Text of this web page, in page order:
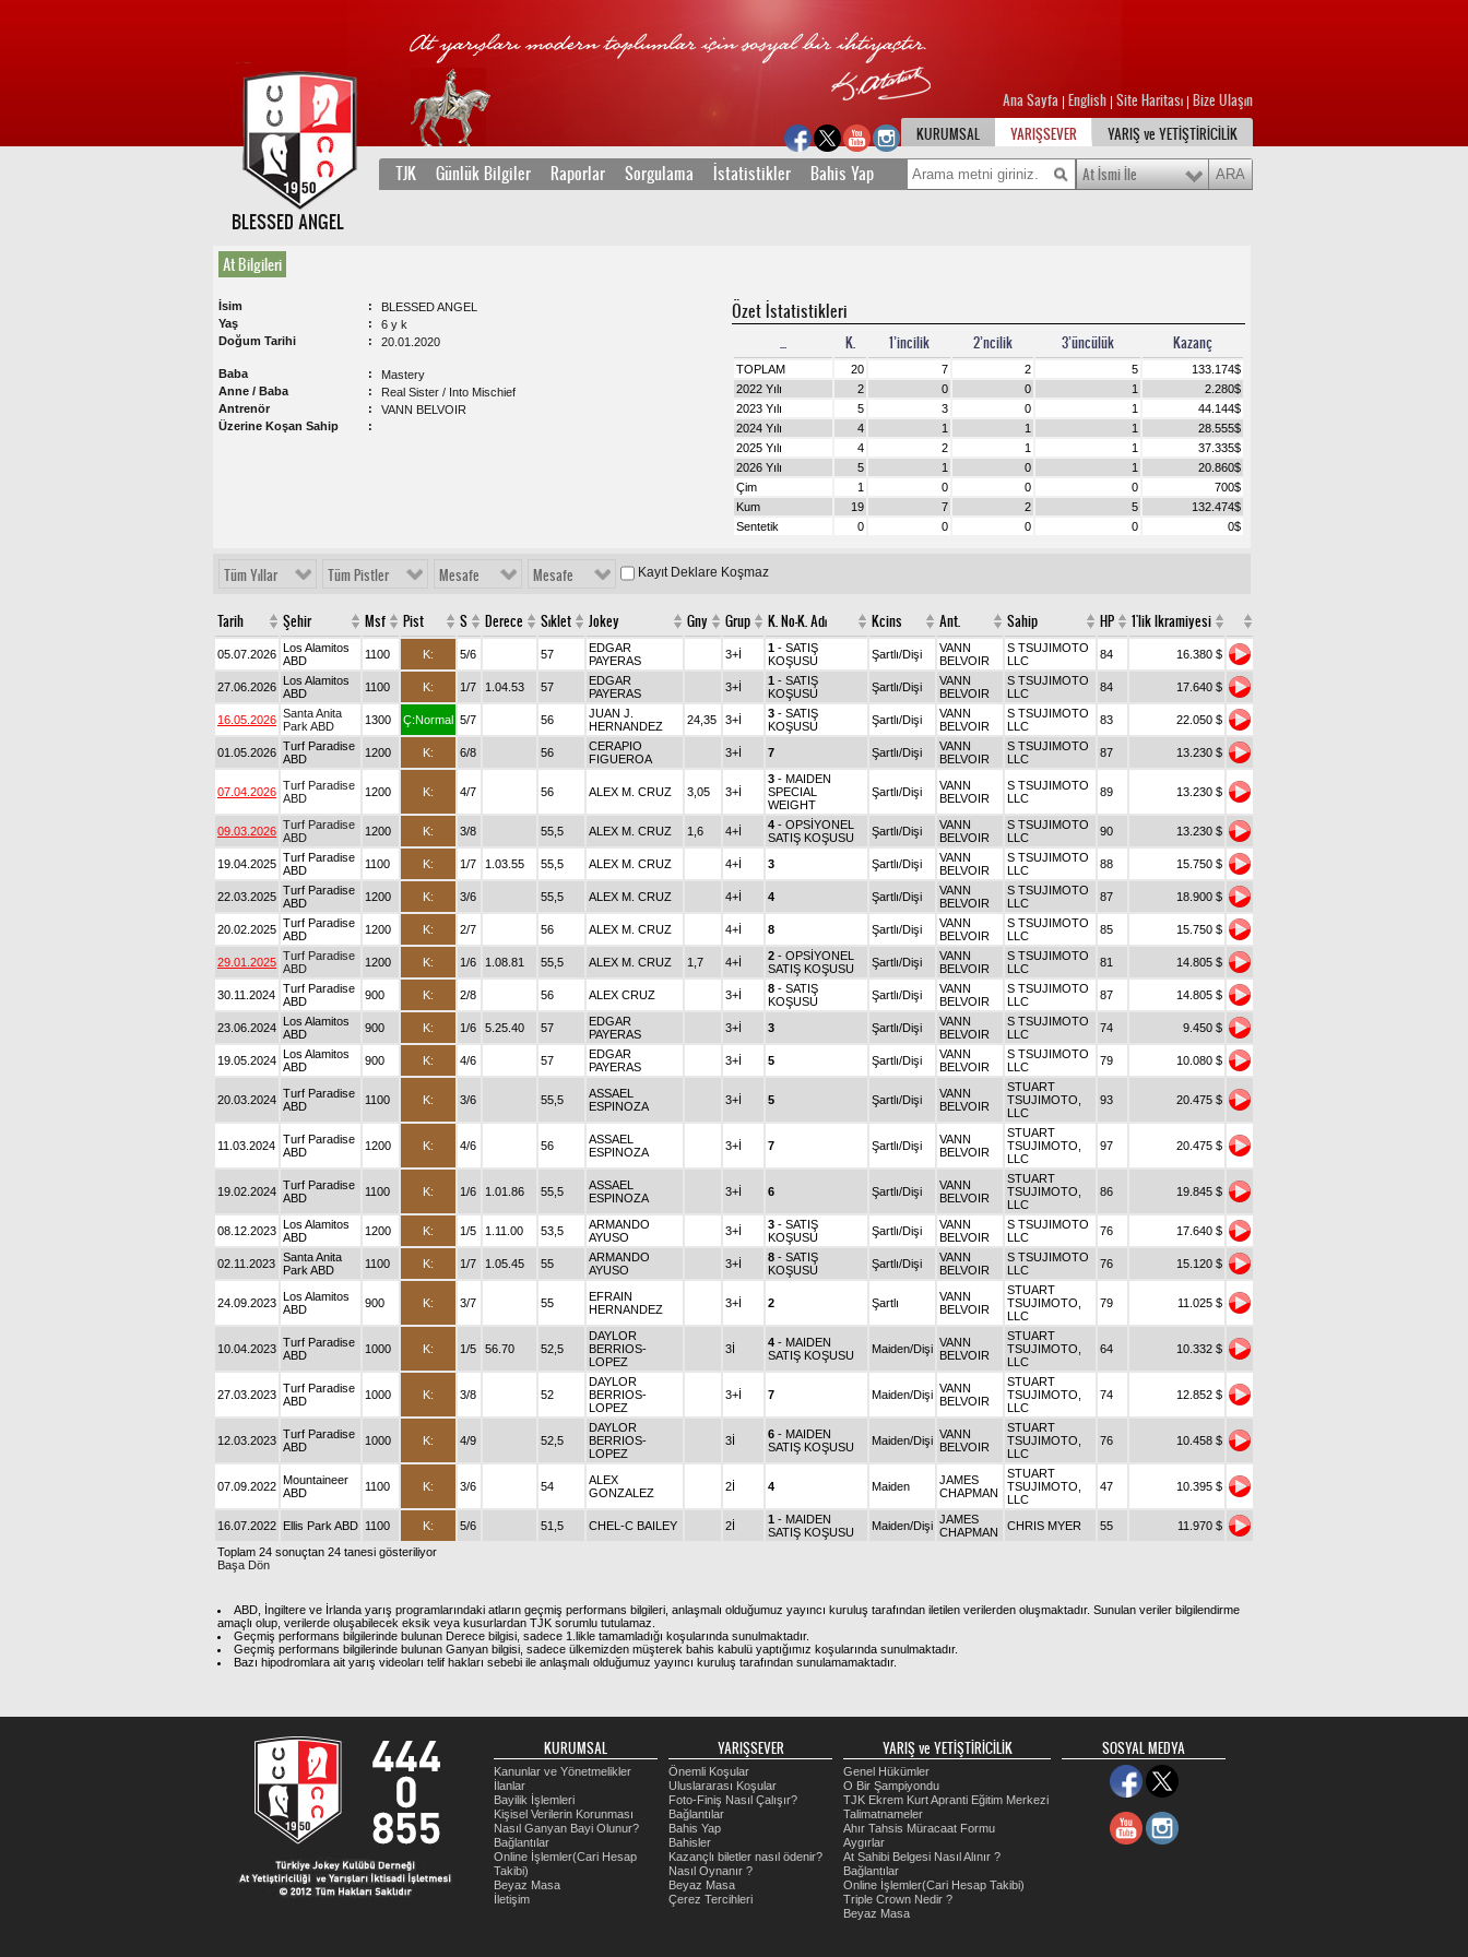
Ana Sayfa English Site Haritası Bize Ulaşın
KURUMSAL
YARIŞSEVER YARIŞ ve YETİŞTİRİCİLİK
TJK Günlük Bilgiler Raporlar Sorgulama İstatistikler Bahis Yap At İsmi İle
BLESSED ANGEL
At Bilgileri
İsim
BLESSED ANGEL
Yaş
6 y k
Doğum Tarihi
20.01.2020
Baba
Mastery
Anne / Baba
Real Sister / Into Mischief
Antrenör
VANN BELVOIR
Üzerine Koşan Sahip
Özet İstatistikleri
... K. 1’incilik 2’ncilik 3’üncülük Kazanç
TOPLAM 20 7 2 5 133.174$
2022 Yılı
2 0 0 1 2.280$
2023 Yılı
5 3 0 1 44.144$
2024 Yılı
4 1 1 1 28.555$
2025 Yılı
4 2 1 1 37.335$
2026 Yılı
5 1 0 1 20.860$
Çim
1 0 0 0 700$
Kum
19 7 2 5 132.474$
Sentetik
0 0 0 0 0$
Tüm Yıllar Tüm Pistler Mesafe Mesafe Kayıt Deklare Koşmaz
Tarih Şehir Msf Pist S Derece Sıklet Jokey Gny Grup K. No-K. Adı Kcins Ant. Sahip HP 1'lik Ikramiyesi
05.07.2026 Los Alamitos
ABD
1100 K: 5/6 57
EDGAR
PAYERAS
3+İ 1 - SATIŞ
KOŞUSU
Şartlı/Dişi
VANN
BELVOIR
S TSUJIMOTO
LLC
84 16.380 $
27.06.2026 Los Alamitos
ABD
1100 K: 1/7 1.04.53 57
EDGAR
PAYERAS
3+İ 1 - SATIŞ
KOŞUSU
Şartlı/Dişi
VANN
BELVOIR
S TSUJIMOTO
LLC
84 17.640 $
16.05.2026 Santa Anita
Park ABD
1300 Ç:Normal 5/7 56
JUAN J.
HERNANDEZ
24,35 3+İ 3 - SATIŞ
KOŞUSU
Şartlı/Dişi
VANN
BELVOIR
S TSUJIMOTO
LLC
83 22.050 $
01.05.2026 Turf Paradise
ABD
1200 K: 6/8 56
CERAPIO
FIGUEROA
3+İ 7 Şartlı/Dişi
VANN
BELVOIR
S TSUJIMOTO
LLC
87 13.230 $
07.04.2026 Turf Paradise
ABD
1200 K: 4/7 56 ALEX M. CRUZ 3,05 3+İ
3 - MAIDEN
SPECIAL
WEIGHT
Şartlı/Dişi
VANN
BELVOIR
S TSUJIMOTO
LLC
89 13.230 $
09.03.2026 Turf Paradise
ABD
1200 K: 3/8 55,5 ALEX M. CRUZ 1,6 4+İ 4 - OPSİYONEL
SATIŞ KOŞUSU
Şartlı/Dişi
VANN
BELVOIR
S TSUJIMOTO
LLC
90 13.230 $
19.04.2025 Turf Paradise
ABD
1100 K: 1/7 1.03.55 55,5 ALEX M. CRUZ 4+İ 3 Şartlı/Dişi
VANN
BELVOIR
S TSUJIMOTO
LLC
88 15.750 $
22.03.2025 Turf Paradise
ABD
1200 K: 3/6 55,5 ALEX M. CRUZ 4+İ 4 Şartlı/Dişi
VANN
BELVOIR
S TSUJIMOTO
LLC
87 18.900 $
20.02.2025 Turf Paradise
ABD
1200 K: 2/7 56 ALEX M. CRUZ 4+İ 8 Şartlı/Dişi
VANN
BELVOIR
S TSUJIMOTO
LLC
85 15.750 $
29.01.2025 Turf Paradise
ABD
1200 K: 1/6 1.08.81 55,5 ALEX M. CRUZ 1,7 4+İ 2 - OPSİYONEL
SATIŞ KOŞUSU
Şartlı/Dişi
VANN
BELVOIR
S TSUJIMOTO
LLC
81 14.805 $
30.11.2024 Turf Paradise
ABD
900 K: 2/8 56 ALEX CRUZ 3+İ 8 - SATIŞ
KOŞUSU
Şartlı/Dişi
VANN
BELVOIR
S TSUJIMOTO
LLC
87 14.805 $
23.06.2024 Los Alamitos
ABD
900 K: 1/6 5.25.40 57
EDGAR
PAYERAS
3+İ 3 Şartlı/Dişi
VANN
BELVOIR
S TSUJIMOTO
LLC
74 9.450 $
19.05.2024 Los Alamitos
ABD
900 K: 4/6 57
EDGAR
PAYERAS
3+İ 5 Şartlı/Dişi
VANN
BELVOIR
S TSUJIMOTO
LLC
79 10.080 $
20.03.2024 Turf Paradise
ABD
1100 K: 3/6 55,5
ASSAEL
ESPINOZA
3+İ 5 Şartlı/Dişi
VANN
BELVOIR
STUART
TSUJIMOTO,
LLC
93 20.475 $
11.03.2024 Turf Paradise
ABD
1200 K: 4/6 56
ASSAEL
ESPINOZA
3+İ 7 Şartlı/Dişi
VANN
BELVOIR
STUART
TSUJIMOTO,
LLC
97 20.475 $
19.02.2024 Turf Paradise
ABD
1100 K: 1/6 1.01.86 55,5
ASSAEL
ESPINOZA
3+İ 6 Şartlı/Dişi
VANN
BELVOIR
STUART
TSUJIMOTO,
LLC
86 19.845 $
08.12.2023 Los Alamitos
ABD
1200 K: 1/5 1.11.00 53,5
ARMANDO
AYUSO
3+İ 3 - SATIŞ
KOŞUSU
Şartlı/Dişi
VANN
BELVOIR
S TSUJIMOTO
LLC
76 17.640 $
02.11.2023 Santa Anita
Park ABD
1100 K: 1/7 1.05.45 55
ARMANDO
AYUSO
3+İ 8 - SATIŞ
KOŞUSU
Şartlı/Dişi
VANN
BELVOIR
S TSUJIMOTO
LLC
76 15.120 $
24.09.2023 Los Alamitos
ABD
900 K: 3/7 55
EFRAIN
HERNANDEZ
3+İ 2 Şartlı
VANN
BELVOIR
STUART
TSUJIMOTO,
LLC
79 11.025 $
10.04.2023 Turf Paradise
ABD
1000 K: 1/5 56.70 52,5
DAYLOR
BERRIOS-
LOPEZ
3İ 4 - MAIDEN
SATIŞ KOŞUSU
Maiden/Dişi VANN
BELVOIR
STUART
TSUJIMOTO,
LLC
64 10.332 $
27.03.2023 Turf Paradise
ABD
1000 K: 3/8 52
DAYLOR
BERRIOS-
LOPEZ
3+İ 7 Maiden/Dişi VANN
BELVOIR
STUART
TSUJIMOTO,
LLC
74 12.852 $
12.03.2023 Turf Paradise
ABD
1000 K: 4/9 52,5
DAYLOR
BERRIOS-
LOPEZ
3İ 6 - MAIDEN
SATIŞ KOŞUSU
Maiden/Dişi VANN
BELVOIR
STUART
TSUJIMOTO,
LLC
76 10.458 $
07.09.2022 Mountaineer
ABD
1100 K: 3/6 54
ALEX
GONZALEZ
2İ 4 Maiden
JAMES
CHAPMAN
STUART
TSUJIMOTO,
LLC
47 10.395 $
16.07.2022 Ellis Park ABD 1100 K: 5/6 51,5 CHEL-C BAILEY 2İ 1 - MAIDEN
SATIŞ KOŞUSU
Maiden/Dişi JAMES
CHAPMAN
CHRIS MYER 55
11.970 $
Toplam 24 sonuçtan 24 tanesi gösteriliyor
Başa Dön
ABD, İngiltere ve İrlanda yarış programlarındaki atların geçmiş performans bilgileri, anlaşmalı olduğumuz yayıncı kuruluş tarafından iletilen verilerden oluşmaktadır. Sunulan veriler bilgilendirme
amaçlı olup, verilerde oluşabilecek eksik veya kusurlardan TJK sorumlu tutulamaz.
Geçmiş performans bilgilerinde bulunan Derece bilgisi, sadece 1.likle tamamladığı koşularında sunulmaktadır.
Geçmiş performans bilgilerinde bulunan Ganyan bilgisi, sadece ülkemizden müşterek bahis kabulü yaptığımız koşularında sunulmaktadır.
Bazı hipodromlara ait yarış videoları telif hakları sebebi ile anlaşmalı olduğumuz yayıncı kuruluş tarafından sunulamamaktadır.
KURUMSAL
Kanunlar ve Yönetmelikler
İlanlar
Bayilik İşlemleri
Kişisel Verilerin Korunması
Nasıl Ganyan Bayi Olunur?
Bağlantılar
Online İşlemler(Cari Hesap
Takibi)
Beyaz Masa
İletişim
YARIŞSEVER
Önemli Koşular
Uluslararası Koşular
Foto-Finiş Nasıl Çalışır?
Bağlantılar
Bahis Yap
Bahisler
Kazançlı biletler nasıl ödenir?
Nasıl Oynanır ?
Beyaz Masa
Çerez Tercihleri
YARIŞ ve YETİŞTİRİCİLİK
Genel Hükümler
O Bir Şampiyondu
TJK Ekrem Kurt Apranti Eğitim Merkezi
Talimatnameler
Ahır Tahsis Müracaat Formu
Aygırlar
At Sahibi Belgesi Nasıl Alınır ?
Bağlantılar
Online İşlemler(Cari Hesap Takibi)
Triple Crown Nedir ?
Beyaz Masa
SOSYAL MEDYA